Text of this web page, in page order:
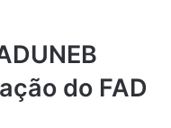
do FAD